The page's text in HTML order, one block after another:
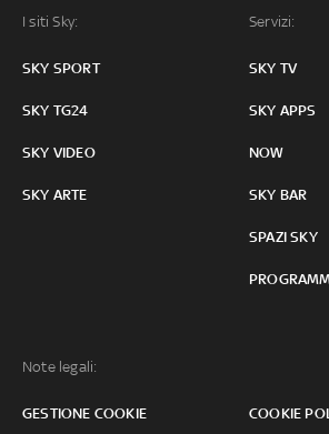
I siti Sky:
SKY SPORT
SKY TG24
SKY VIDEO
SKY ARTE
Servizi:
SKY TV
SKY APPS
NOW
SKY BAR
SPAZI SKY
Note legali:
GESTIONE COOKIE COOKIE